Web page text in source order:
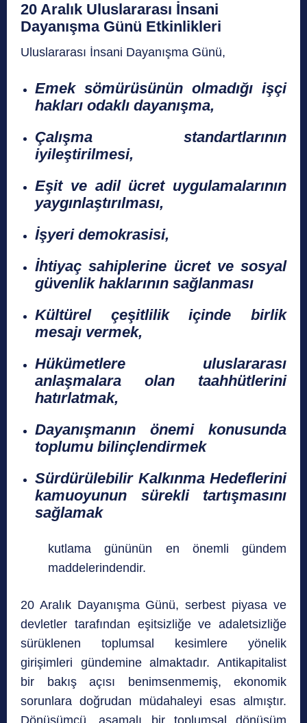
20 Aralık Uluslararası İnsani
Dayanışma Günü Etkinlikleri
Uluslararası İnsani Dayanışma Günü,
Emek sömürüsünün olmadığı işçi
hakları odaklı dayanışma,
Çalışma standartlarının
iyileştirilmesi,
Eşit ve adil ücret uygulamalarının
yaygınlaştırılması,
İşyeri demokrasisi,
İhtiyaç sahiplerine ücret ve sosyal
güvenlik haklarının sağlanması
Kültürel çeşitlilik içinde birlik
mesajı vermek,
Hükümetlere uluslararası
anlaşmalara olan taahhütlerini
hatırlatmak,
Dayanışmanın önemi konusunda
toplumu bilinçlendirmek
Sürdürülebilir Kalkınma Hedeflerini
kamuoyunun sürekli tartışmasını
sağlamak
kutlama gününün en önemli gündem
maddelerindendir.
20 Aralık Dayanışma Günü, serbest piyasa ve
devletler tarafından eşitsizliğe ve adaletsizliğe
sürüklenen toplumsal kesimlere yönelik
girişimleri gündemine almaktadır. Antikapitalist
bir bakış açısı benimsenmemiş, ekonomik
sorunlara doğrudan müdahaleyi esas almıştır.